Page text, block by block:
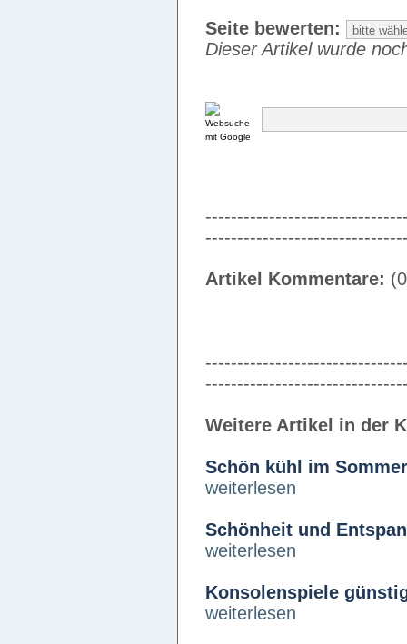
Seite bewerten:
Dieser Artikel wurde
Artikel Kommentare:
Weitere Artikel in der
Schön kühl im Sommer
weiterlesen
Schönheit und
weiterlesen
Konsolenspiele
weiterlesen